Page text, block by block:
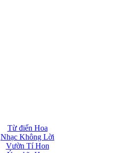
Từ điển Hoa
Nhạc Không Lời
Vườn Tí Hon